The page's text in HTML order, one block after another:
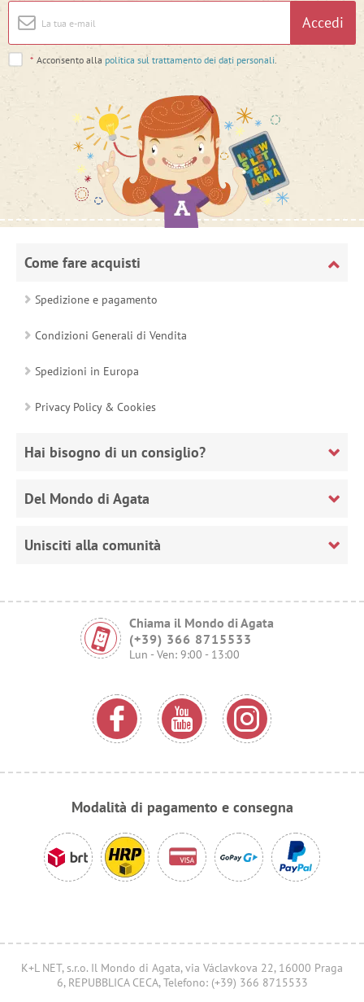
Accedi
* Acconsento alla politica sul trattamento dei dati personali.
Come fare acquisti
Spedizione e pagamento
Condizioni Generali di Vendita
Spedizioni in Europa
Privacy Policy & Cookies
Hai bisogno di un consiglio?
Del Mondo di Agata
Unisciti alla comunità
Chiama il Mondo di Agata
(+39) 366 8715533
Lun - Ven: 9:00 - 13:00
Modalità di pagamento e consegna
K+L NET, s.r.o. Il Mondo di Agata, via Václavkova 22, 16000 Praga
6, REPUBBLICA CECA, Telefono: (+39) 366 8715533